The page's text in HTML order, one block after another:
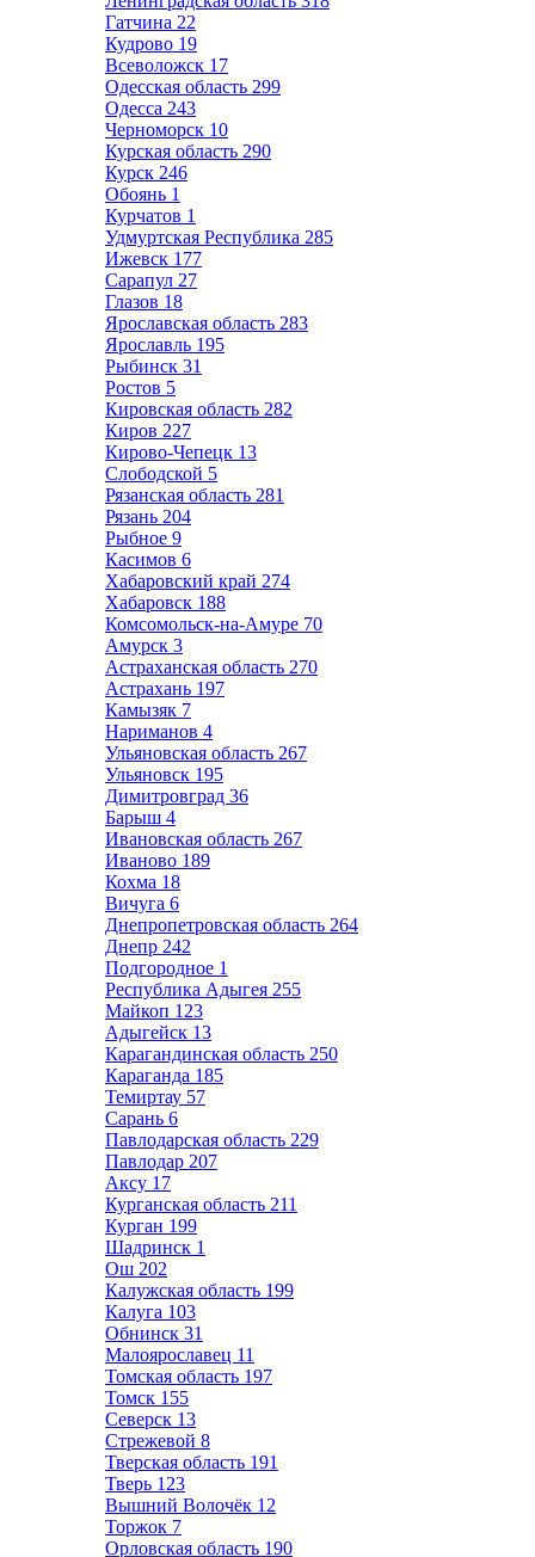
Гатчина 22
Кудрово 19
Всеволожск 17
Одесская область 299
Одесса 243
Черноморск 10
Курская область 290
Курск 246
Обоянь 1
Курчатов 1
Удмуртская Республика 285
Ижевск 177
Сарапул 27
Глазов 18
Ярославская область 283
Ярославль 195
Рыбинск 31
Ростов 5
Кировская область 282
Киров 227
Кирово-Чепецк 13
Слободской 5
Рязанская область 281
Рязань 204
Рыбное 9
Касимов 6
Хабаровский край 274
Хабаровск 188
Комсомольск-на-Амуре 70
Амурск 3
Астраханская область 270
Астрахань 197
Камызяк 7
Нариманов 4
Ульяновская область 267
Ульяновск 195
Димитровград 36
Барыш 4
Ивановская область 267
Иваново 189
Кохма 18
Вичуга 6
Днепропетровская область 264
Днепр 242
Подгородное 1
Республика Адыгея 255
Майкоп 123
Адыгейск 13
Карагандинская область 250
Караганда 185
Темиртау 57
Сарань 6
Павлодарская область 229
Павлодар 207
Аксу 17
Курганская область 211
Курган 199
Шадринск 1
Ош 202
Калужская область 199
Калуга 103
Обнинск 31
Малоярославец 11
Томская область 197
Томск 155
Северск 13
Стрежевой 8
Тверская область 191
Тверь 123
Вышний Волочёк 12
Торжок 7
Орловская область 190